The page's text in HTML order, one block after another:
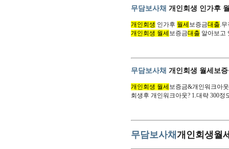
무담보사채 개인회생 인가후
개인회생 인가후 월세 보증금대출 .
개인회생 월세 보증금대출 알아보고
무담보사채 개인회생 월세보
개인회생 월세 보증금&개인워크아
회생후 개인워크아웃? 1.대략 300
무담보사채 개인회생월